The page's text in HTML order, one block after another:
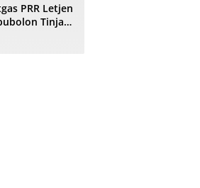
PRR Letjen
Tinjau
dan